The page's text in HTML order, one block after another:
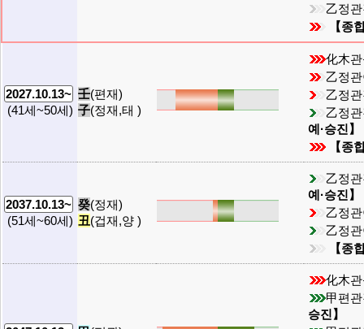
乙정
【종
2027.10.13~
(41세~50세)
壬(편재)
子(정재,태 )
化木
乙정
乙정
乙정
예·승진】
【종
2037.10.13~
(51세~60세)
癸(정재)
丑(겁재,양 )
乙정
예·승진】
乙정
乙정
【종
化木
甲편
승진】